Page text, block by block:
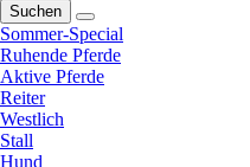
Suchen
Sommer-Special
Ruhende Pferde
Aktive Pferde
Reiter
Westlich
Stall
Hund